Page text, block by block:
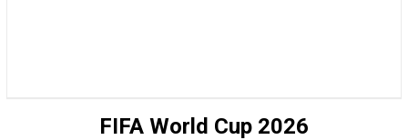
FIFA World Cup 2026